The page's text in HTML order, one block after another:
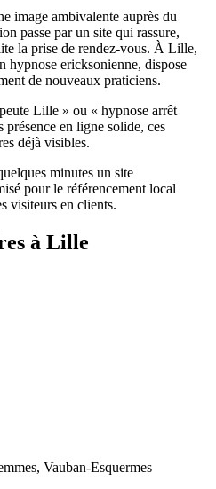
image ambivalente auprès du
passe par un site qui rassure,
la prise de rendez-vous. À Lille,
hypnose ericksonienne, dispose
de nouveaux praticiens.
Lille » ou « hypnose arrêt
en ligne solide, ces
déjà visibles.
minutes un site
pour le référencement local
visiteurs en clients.
à Lille
Vauban-Esquermes